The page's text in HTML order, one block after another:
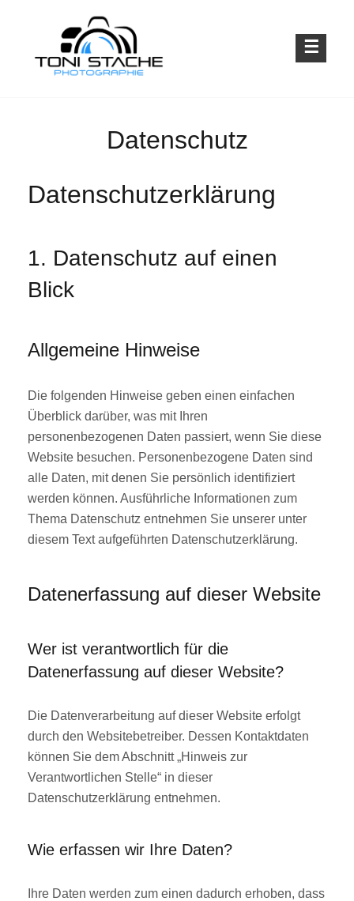
Datenschutz
Datenschutz­erklärung
1. Datenschutz auf einen
Blick
Allgemeine Hinweise
Die folgenden Hinweise geben einen einfachen
Überblick darüber, was mit Ihren
personenbezogenen Daten passiert, wenn Sie diese
Website besuchen. Personenbezogene Daten sind
alle Daten, mit denen Sie persönlich identifiziert
werden können. Ausführliche Informationen zum
Thema Datenschutz entnehmen Sie unserer unter
diesem Text aufgeführten Datenschutzerklärung.
Datenerfassung auf dieser Website
Wer ist verantwortlich für die
Datenerfassung auf dieser Website?
Die Datenverarbeitung auf dieser Website erfolgt
durch den Websitebetreiber. Dessen Kontaktdaten
können Sie dem Abschnitt „Hinweis zur
Verantwortlichen Stelle“ in dieser
Datenschutzerklärung entnehmen.
Wie erfassen wir Ihre Daten?
Ihre Daten werden zum einen dadurch erhoben, dass